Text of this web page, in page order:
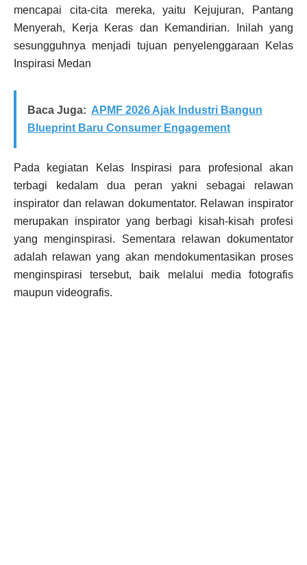
mencapai cita-cita mereka, yaitu Kejujuran, Pantang
Menyerah, Kerja Keras dan Kemandirian. Inilah yang
sesungguhnya menjadi tujuan penyelenggaraan Kelas
Inspirasi Medan
Baca Juga: APMF 2026 Ajak Industri Bangun
Blueprint Baru Consumer Engagement
Pada kegiatan Kelas Inspirasi para profesional akan
terbagi kedalam dua peran yakni sebagai relawan
inspirator dan relawan dokumentator. Relawan inspirator
merupakan inspirator yang berbagi kisah-kisah profesi
yang menginspirasi. Sementara relawan dokumentator
adalah relawan yang akan mendokumentasikan proses
menginspirasi tersebut, baik melalui media fotografis
maupun videografis.